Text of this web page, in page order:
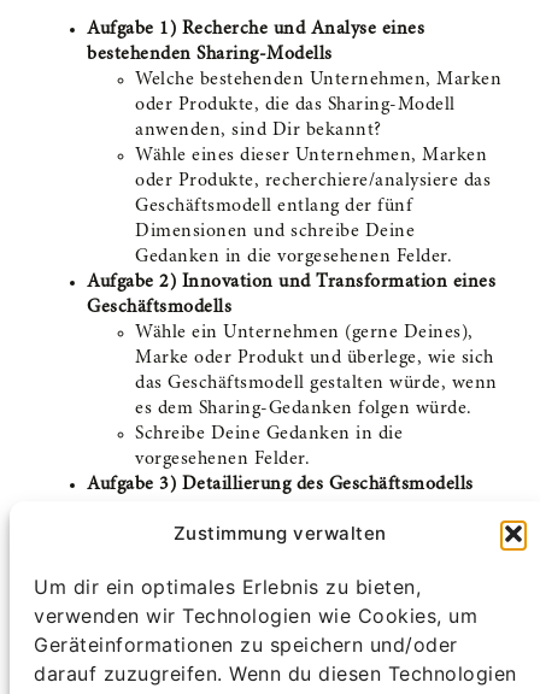
Zustimmung verwalten
Um dir ein optimales Erlebnis zu bieten,
verwenden wir Technologien wie Cookies, um
Geräteinformationen zu speichern und/oder
darauf zuzugreifen. Wenn du diesen Technologien
Aufgabe 1) Recherche und Analyse eines
bestehenden Sharing-Modells
Welche bestehenden Unternehmen, Marken
oder Produkte, die das Sharing-Modell
anwenden, sind Dir bekannt?
Wähle eines dieser Unternehmen, Marken
oder Produkte, recherchiere/analysiere das
Geschäftsmodell entlang der fünf
Dimensionen und schreibe Deine
Gedanken in die vorgesehenen Felder.
Aufgabe 2) Innovation und Transformation eines
Geschäftsmodells
Wähle ein Unternehmen (gerne Deines),
Marke oder Produkt und überlege, wie sich
das Geschäftsmodell gestalten würde, wenn
es dem Sharing-Gedanken folgen würde.
Schreibe Deine Gedanken in die
vorgesehenen Felder.
Aufgabe 3) Detaillierung des Geschäftsmodells
Herausforderungen und Hürden ergeben
Welche Kompetenzen müssen aufgebaut
werden und welche organisatorischen
Veränderungen durchgeführt werden, um
das Geschäftsmodell erfolgreich zu
implementieren?
E31) Literaturverzeichnis
F) Circular Ecosystems
18 Lektionen, 1 Test
G) Favourable System Conditions
15 Lektionen, 1 Test
Gesamtfazit
2 Lektionen, 2 Tests